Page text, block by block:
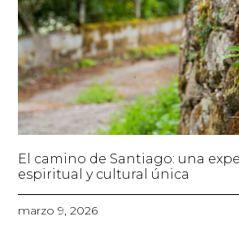
El camino de Santiago: una
espiritual y cultural única
marzo 9, 2026